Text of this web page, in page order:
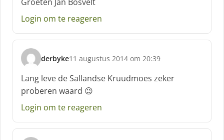
e
:Login om te reageren
derbyke
s
c
h
r
e
f
11 augustus 2014 om 20:39
Lang leve de Sallandse Kruudmoes zeker
proberen waard 😉
Login om te reageren